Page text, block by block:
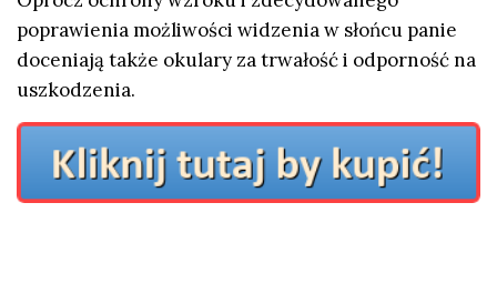
poprawienia możliwości widzenia w słońcu panie
doceniają także okulary za trwałość i odporność na
uszkodzenia.